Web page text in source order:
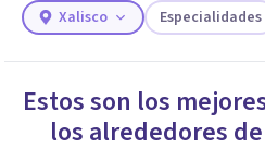
necesidades.
Xalisco Especialidades
Estos son los
los alrededores de